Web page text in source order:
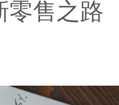
零售之路